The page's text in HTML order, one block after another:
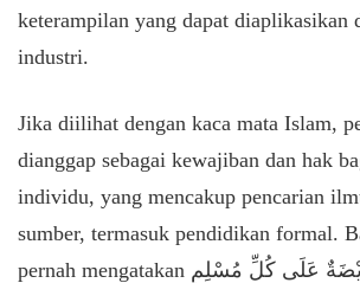
keterampilan yang dapat diaplikasikan
industri.
Jika diilihat dengan kaca mata Islam,
dianggap sebagai kewajiban dan hak
individu, yang mencakup pencarian
sumber, termasuk pendidikan formal.
pernah mengatakan طَلَبُ الْعِلْمِ فَرِيْضَةٌ عَلَى كُلِّ مُسْلِمٍ ,